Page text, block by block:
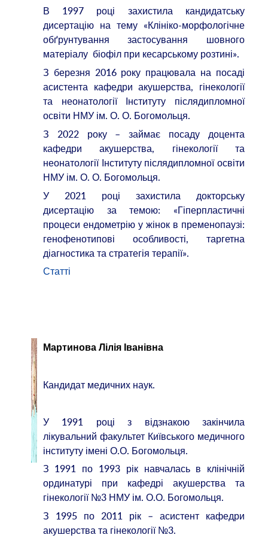
В 1997 році захистила кандидатську
дисертацію на тему «Клініко-морфологічне
обґрунтування застосування шовного
матеріалу біофіл при кесарському розтині».
З березня 2016 року працювала на посаді
асистента кафедри акушерства, гінекології
та неонатології Інституту післядипломної
освіти НМУ ім. О. О. Богомольця.
З 2022 року – займає посаду доцента
кафедри акушерства, гінекології та
неонатології Інституту післядипломної освіти
НМУ ім. О. О. Богомольця.
У 2021 році захистила докторську
дисертацію за темою: «Гіперпластичні
процеси ендометрію у жінок в пременопаузі:
генофенотипові особливості, таргетна
діагностика та стратегія терапії».
Статті
Мартинова Лілія Іванівна
Кандидат медичних наук.
У 1991 році з відзнакою закінчила
лікувальний факультет Київського медичного
інституту імені О.О. Богомольця.
З 1991 по 1993 рік навчалась в клінічній
ординатурі при кафедрі акушерства та
гінекології №3 НМУ ім. О.О. Богомольця.
З 1995 по 2011 рік – асистент кафедри
акушерства та гінекології №3.